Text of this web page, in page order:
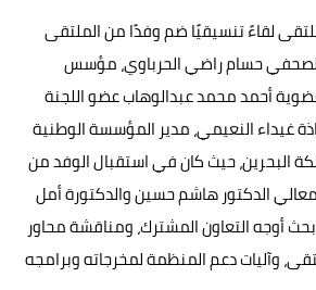
لقاءً تنسيقيًا ضم وفدًا من الملتقى
الصحفي حسام راضي الحرباوي، مؤسس
أحمد محمد عبدالوهاب عضو اللجنة
غيداء النعيمي، مدير المؤسسة الوطنية
البحرين، حيث كان في استقبال الوفد من
الدكتور هاشم حسين والدكتورة أمل
بحث أوجه التعاون المشترك، ومناقشة محاور
وآليات دعم المنظمة لمخرجاته وبرامجه